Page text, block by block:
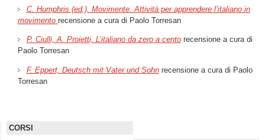
C. Humphris (ed.), Movimente. Attività per apprendere l’italiano in
movimento recensione a cura di Paolo Torresan
P. Ciulli, A. Proietti, L’italiano da zero a centorecensione a cura di
Paolo Torresan
F. Eppert, Deutsch mit Vater und Sohnrecensione a cura di Paolo
Torresan
CORSI